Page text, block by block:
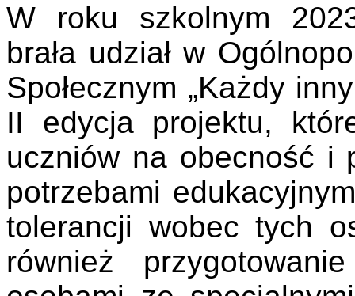
W roku szkolnym
brała udział w
Społecznym „Każdy
II edycja projektu,
uczniów na obecność i
potrzebami
tolerancji wobec tych
również